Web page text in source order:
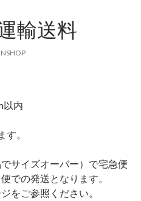
輸送料
以内
。
サイズオーバー）で宅急便
での発送となります。
をご参照ください。